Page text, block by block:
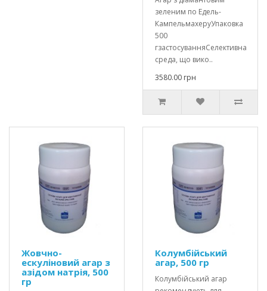
зеленим по Едель-
КампельмахеруУпаковка
500
гзастосуванняСелективна
среда, що вико..
3580.00 грн
Жовчно-
ескуліновий агар з
азідом натрія, 500
гр
Колумбійський
агар, 500 гр
Колумбійський агар